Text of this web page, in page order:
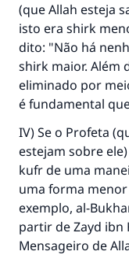
(que Allah esteja
isto era shirk
dito: "Não há
shirk maior. Além
eliminado por
é fundamental
IV) Se o Profeta
estejam sobre
kufr de uma
uma forma
exemplo, al-
partir de Zayd ibn
Mensageiro de